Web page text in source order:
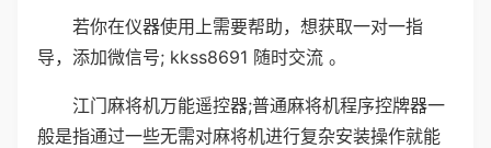
若你在仪器使用上需要帮助，想获取一对一指
导，添加微信号; kkss8691 随时交流 。
江门麻将机万能遥控器;普通麻将机程序控牌器一
般是指通过一些无需对麻将机进行复杂安装操作就能